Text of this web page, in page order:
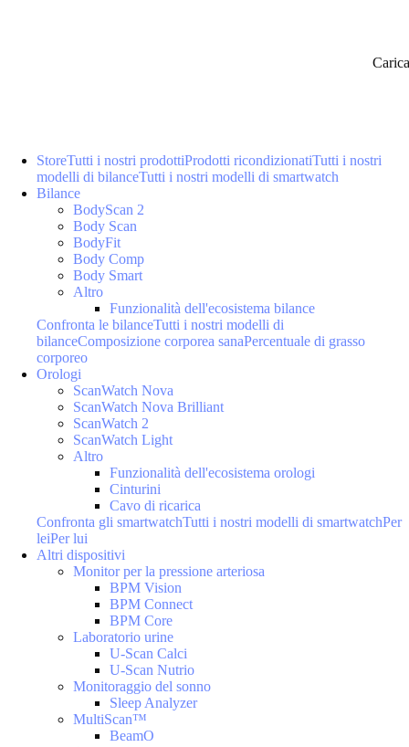
StoreTutti i nostri prodottiProdotti ricondizionatiTutti i nostri
modelli di bilanceTutti i nostri modelli di smartwatch
Bilance
BodyScan 2
Body Scan
BodyFit
Body Comp
Body Smart
Altro
Funzionalità dell'ecosistema bilance
Confronta le bilanceTutti i nostri modelli di
bilanceComposizione corporea sanaPercentuale di grasso
corporeo
Orologi
ScanWatch Nova
ScanWatch Nova Brilliant
ScanWatch 2
ScanWatch Light
Altro
Funzionalità dell'ecosistema orologi
Cinturini
Cavo di ricarica
Confronta gli smartwatchTutti i nostri modelli di smartwatchPer
leiPer lui
Altri dispositivi
Monitor per la pressione arteriosa
BPM Vision
BPM Connect
BPM Core
Laboratorio urine
U-Scan Calci
U-Scan Nutrio
Monitoraggio del sonno
Sleep Analyzer
MultiScan™
BeamO